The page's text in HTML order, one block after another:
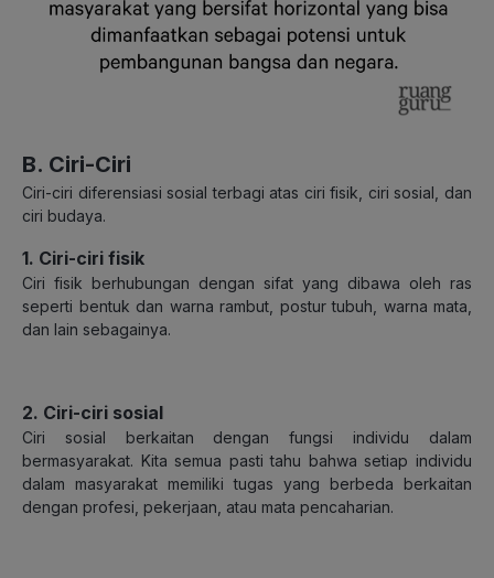
B. Ciri-Ciri
Ciri-ciri diferensiasi sosial terbagi atas ciri fisik, ciri sosial, dan
ciri budaya.
1. Ciri-ciri fisik
Ciri fisik berhubungan dengan sifat yang dibawa oleh ras
seperti bentuk dan warna rambut, postur tubuh, warna mata,
dan lain sebagainya.
2. Ciri-ciri sosial
Ciri sosial berkaitan dengan fungsi individu dalam
bermasyarakat. Kita semua pasti tahu bahwa setiap individu
dalam masyarakat memiliki tugas yang berbeda berkaitan
dengan profesi, pekerjaan, atau mata pencaharian.